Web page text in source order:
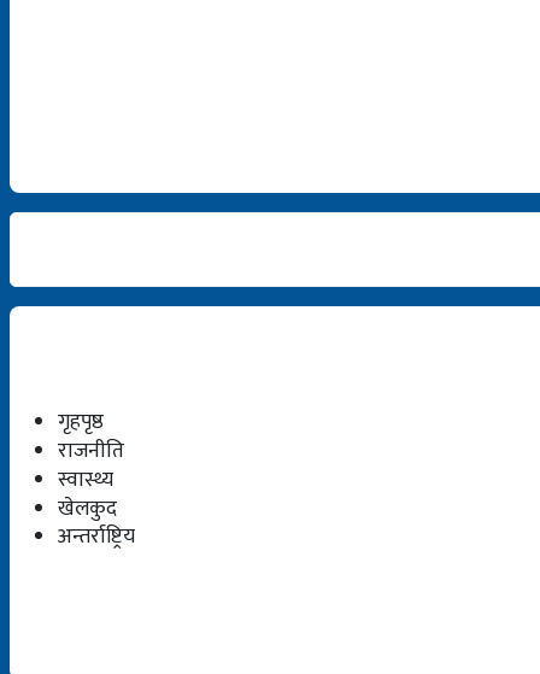
गृहपृष्ठ
राजनीति
स्वास्थ्य
खेलकुद
अन्तर्राष्ट्रिय